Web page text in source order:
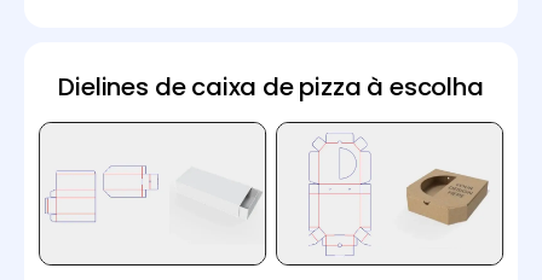
Dielines de caixa de pizza à escolha